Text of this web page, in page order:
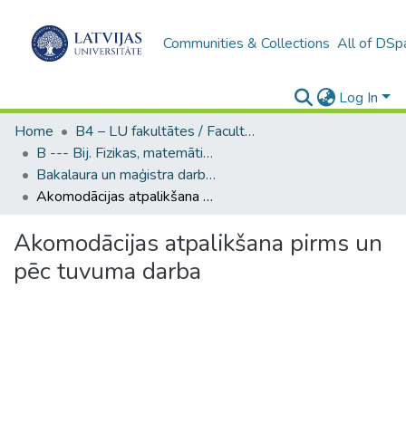
Communities & Collections All of
Log In
Home
B4 – LU fakultātes / Faculties of the UL
B --- Bij. Fizikas, matemātikas un optometrijas fakultātes studentu noslēguma darbi / Faculty of Physics, Mathematics and Optometry - Graduate works
Bakalaura un maģistra darbi (FMOF) / Bachelor's and Master's theses
Akomodācijas atpalikšana pirms un pēc tuvuma darba
Akomodācijas atpalikšana pirms un
pēc tuvuma darba